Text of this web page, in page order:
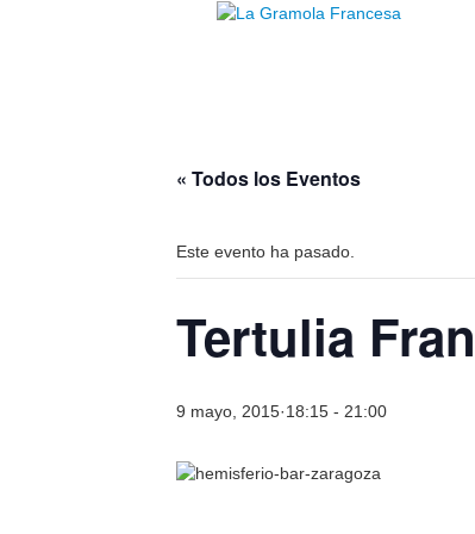
« Todos los Eventos
Este evento ha pasado.
Tertulia
9 mayo, 2015·18:15 - 21:00